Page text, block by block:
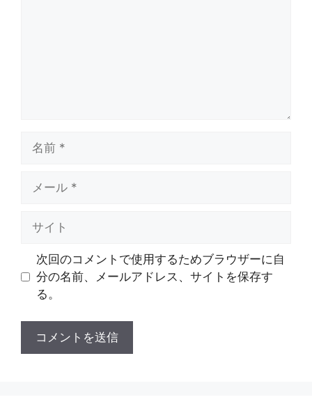
次回のコメントで使用するためブラウザーに自
分の名前、メールアドレス、サイトを保存す
る。